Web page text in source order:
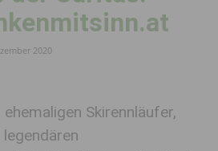
2020
ehemaligen Skirennläufer,